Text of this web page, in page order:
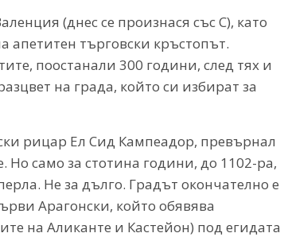
(днес се произнася със С), като
апетитен търговски кръстопът.
поостанали 300 години, след тях и
на града, който си избират за
рицар Ел Сид Кампеадор, превърнал
Но само за стотина години, до 1102-ра,
Не за дълго. Градът окончателно е
Арагонски, който обявява
на Аликанте и Кастейон) под егидата